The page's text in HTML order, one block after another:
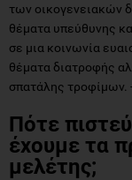
των οικογενειακών
θέματα υπεύθυνης
σε μια κοινωνία
θέματα διατροφής
σπατάλης τροφίμων.
Πότε
έχουμε τα
μελέτης;